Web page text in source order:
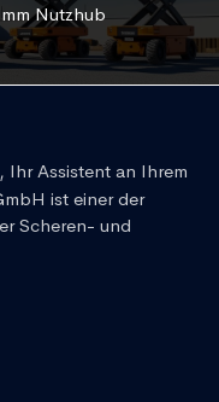
Nutzhub
Assistent an Ihrem
ist einer der
Scheren- und